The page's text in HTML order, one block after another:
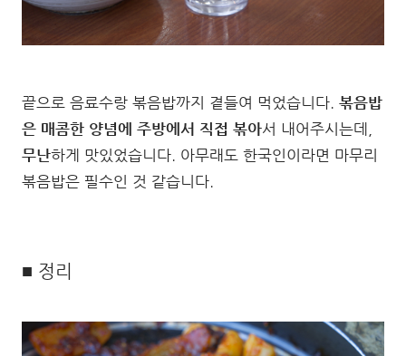
끝으로 음료수랑 볶음밥까지 곁들여 먹었습니다. 볶음밥
은 매콤한 양념에 주방에서 직접 볶아서 내어주시는데,
무난하게 맛있었습니다. 아무래도 한국인이라면 마무리
볶음밥은 필수인 것 같습니다.
■ 정리